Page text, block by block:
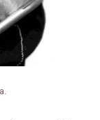
.